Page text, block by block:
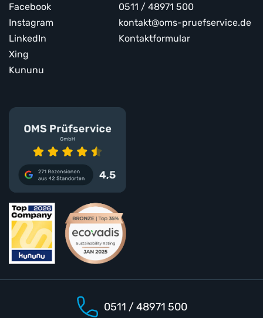
Facebook
Instagram
LinkedIn
Xing
Kununu
0511 / 48971 500
kontakt@oms-pruefservice.de
Kontaktformular
0511 / 48971 500